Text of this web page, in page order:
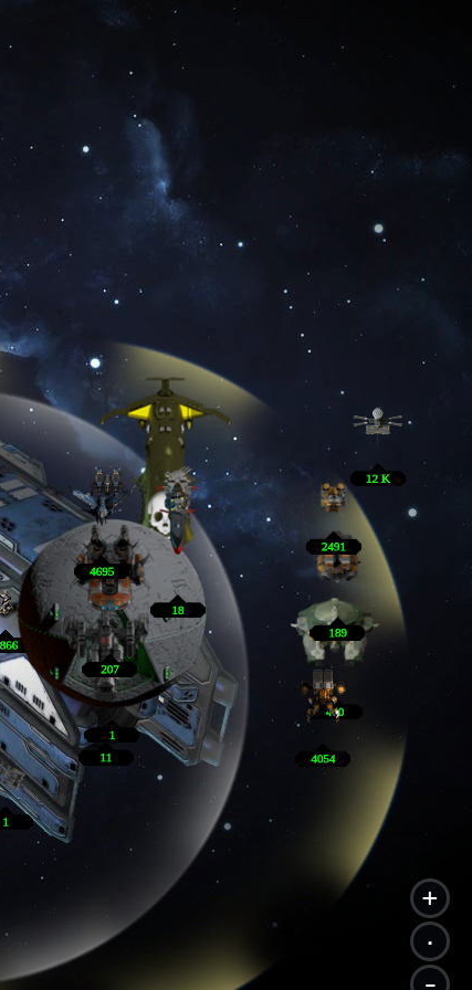
+
.
-